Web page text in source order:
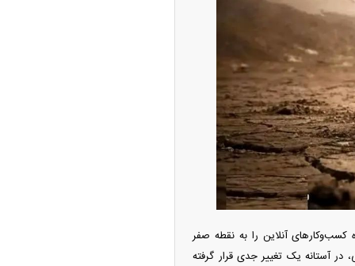
کسب‌وکار‌های آنلاین را به نقطه صفر
در آستانه یک تغییر جدی قرار گرفته
امتیاز واردات خودرو ۳ میلیارد تومان! / رانت
خودرو چیست؟